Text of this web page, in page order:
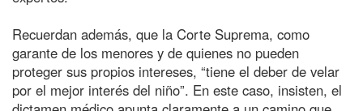
Recuerdan además, que la Corte Suprema, como
garante de los menores y de quienes no pueden
proteger sus propios intereses, “tiene el deber de velar
por el mejor interés del niño”. En este caso, insisten, el